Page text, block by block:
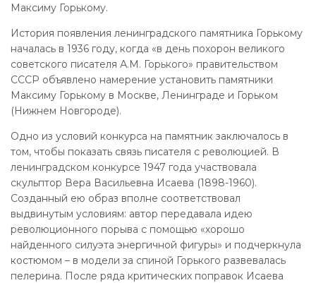
Максиму Горькому.
История появления ленинградского памятника Горькому
началась в 1936 году, когда «в день похорон великого
советского писателя А.М. Горького» правительством
СССР объявлено намерение установить памятники
Максиму Горькому в Москве, Ленинграде и Горьком
(Нижнем Новгороде).
Одно из условий конкурса на памятник заключалось в
том, чтобы показать связь писателя с революцией. В
ленинградском конкурсе 1947 года участвовала
скульптор Вера Васильевна Исаева (1898-1960).
Созданный ею образ вполне соответствовал
выдвинутым условиям: автор передавала идею
революционного порыва с помощью «хорошо
найденного силуэта энергичной фигуры» и подчеркнула
костюмом – в модели за спиной Горького развевалась
пелерина. После ряда критических поправок Исаева